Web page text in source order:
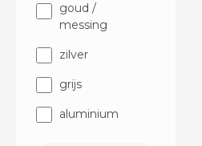
goud /
messing
zilver
grijs
aluminium